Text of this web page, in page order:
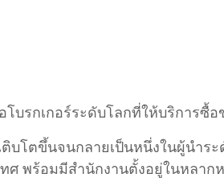
โบรกเกอร์ระดับโลกที่ให้บริการ
บโตขึ้นจนกลายเป็นหนึ่งในผู้นำ
ศ พร้อมมีสำนักงานตั้งอยู่ในหลาก